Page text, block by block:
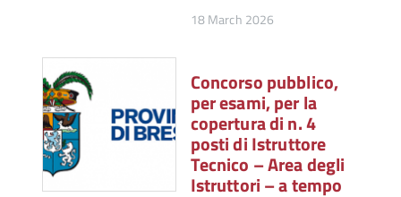
18 March 2026
Concorso pubblico,
per esami, per la
copertura di n. 4
posti di Istruttore
Tecnico – Area degli
Istruttori – a tempo